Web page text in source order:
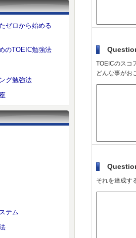
TOEICのスコ
どんな事がお
それを達成す
ゼロから始める
のTOEIC勉強法
グ勉強法
テム